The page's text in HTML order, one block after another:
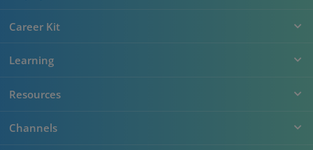
Career Kit
Learning
Resources
Channels